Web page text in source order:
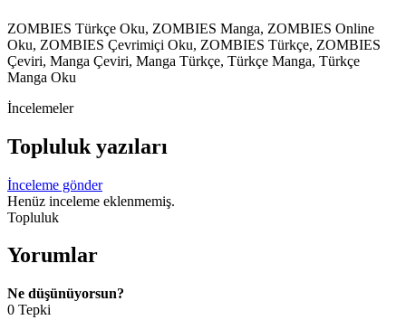
ZOMBIES Türkçe Oku, ZOMBIES Manga, ZOMBIES Online
Oku, ZOMBIES Çevrimiçi Oku, ZOMBIES Türkçe, ZOMBIES
Çeviri, Manga Çeviri, Manga Türkçe, Türkçe Manga, Türkçe
Manga Oku
İncelemeler
Topluluk yazıları
İnceleme gönder
Henüz inceleme eklenmemiş.
Topluluk
Yorumlar
Ne düşünüyorsun?
0 Tepki